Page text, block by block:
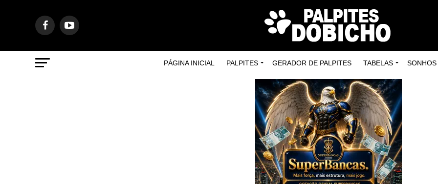
PÁGINA INICIAL PALPITES GERADOR DE PALPITES TABELAS SONHOS